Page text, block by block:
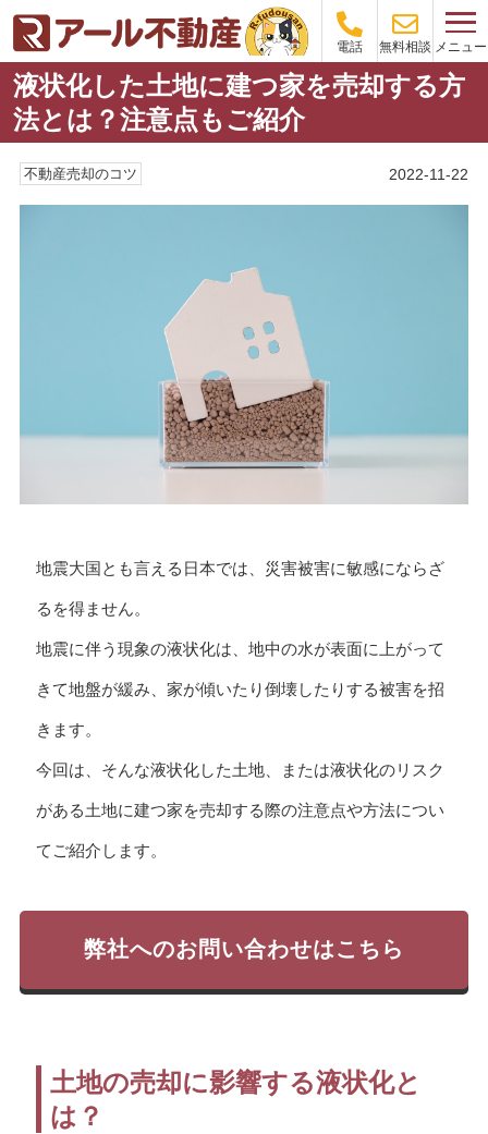
電話 無料相談 メニュー
液状化した土地に建つ家を売却する方
法とは？注意点もご紹介
不動産売却のコツ 2022-11-22
地震大国とも言える日本では、災害被害に敏感にならざ
るを得ません。
地震に伴う現象の液状化は、地中の水が表面に上がって
きて地盤が緩み、家が傾いたり倒壊したりする被害を招
きます。
今回は、そんな液状化した土地、または液状化のリスク
がある土地に建つ家を売却する際の注意点や方法につい
てご紹介します。
弊社へのお問い合わせはこちら
土地の売却に影響する液状化と
は？